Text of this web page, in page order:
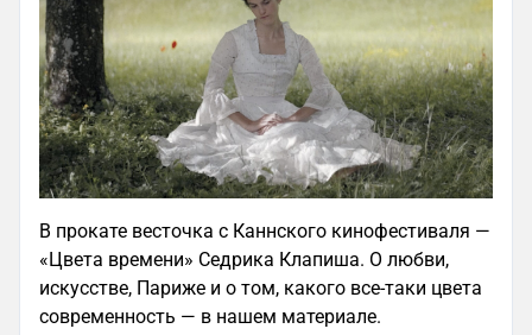
В прокате весточка с Каннского кинофестиваля —
«Цвета времени» Седрика Клапиша. О любви,
искусстве, Париже и о том, какого все-таки цвета
современность — в нашем материале.